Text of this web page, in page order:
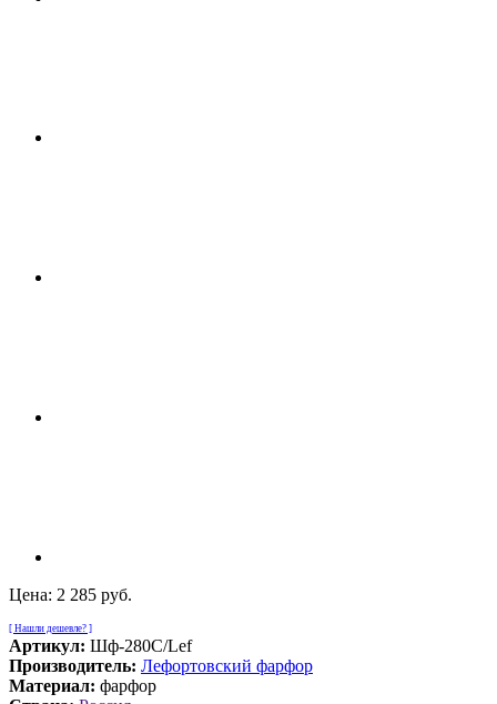
Цена: 2 285 руб.
[ Нашли дешевле? ]
Артикул: Шф-280С/Lef
Производитель: Лефортовский фарфор
Материал: фарфор